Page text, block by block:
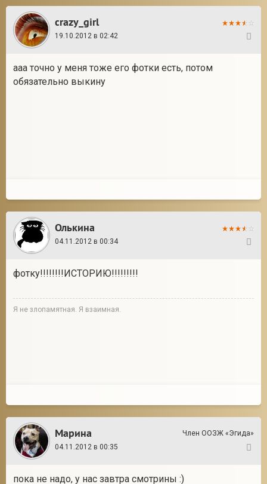
crazy_girl
19.10.2012 в 02:42
ааа точно у меня тоже его фотки есть, потом
обязательно выкину
Олькина
04.11.2012 в 00:34
фотку!!!!!!!!ИСТОРИЮ!!!!!!!!!
Я не злопамятная. Я взаимная.
Марина
Член ООЗЖ «Эгида»
04.11.2012 в 00:35
пока не надо, у нас завтра смотрины :)